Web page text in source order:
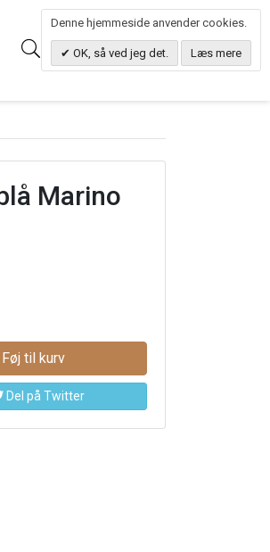
Søg 0.00 DKK
Marino
til kurv
Del på Twitter
Denne hjemmeside anvender cookies.
OK, så ved jeg det. Læs mere